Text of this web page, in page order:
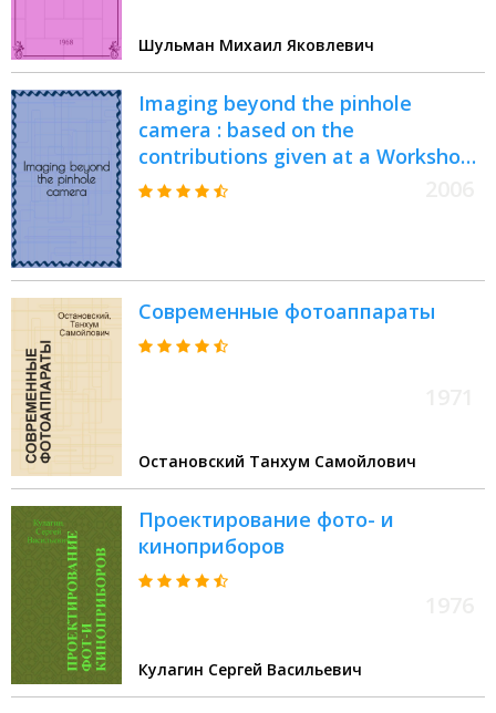
Шульман Михаил Яковлевич
Imaging beyond the pinhole
camera : based on the
contributions given at a Workshop
at the International computer
Современные фотоаппараты
Остановский Танхум Самойлович
Проектирование фото- и
киноприборов
Кулагин Сергей Васильевич